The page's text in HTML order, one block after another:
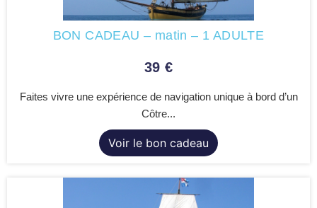
BON CADEAU – matin – 1 ADULTE
39 €
Faites vivre une expérience de navigation unique à bord d’un
Côtre...
Voir le bon cadeau